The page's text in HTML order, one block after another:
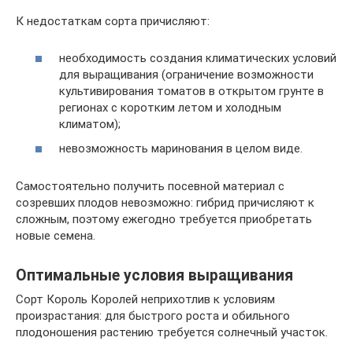
К недостаткам сорта причисляют:
необходимость создания климатических условий
для выращивания (ограничение возможности
культивирования томатов в открытом грунте в
регионах с коротким летом и холодным
климатом);
невозможность маринования в целом виде.
Самостоятельно получить посевной материал с
созревших плодов невозможно: гибрид причисляют к
сложным, поэтому ежегодно требуется приобретать
новые семена.
Оптимальные условия выращивания
Сорт Король Королей неприхотлив к условиям
произрастания: для быстрого роста и обильного
плодоношения растению требуется солнечный участок.